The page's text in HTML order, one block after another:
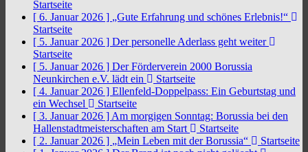
Startseite
[ 6. Januar 2026 ] „Gute Erfahrung und schönes Erlebnis!“
Startseite
[ 5. Januar 2026 ] Der personelle Aderlass geht weiter
Startseite
[ 5. Januar 2026 ] Der Förderverein 2000 Borussia
Neunkirchen e.V. lädt ein
Startseite
[ 4. Januar 2026 ] Ellenfeld-Doppelpass: Ein Geburtstag und
ein Wechsel
Startseite
[ 3. Januar 2026 ] Am morgigen Sonntag: Borussia bei den
Hallenstadtmeisterschaften am Start
Startseite
[ 2. Januar 2026 ] „Mein Leben mit der Borussia“
Startseite